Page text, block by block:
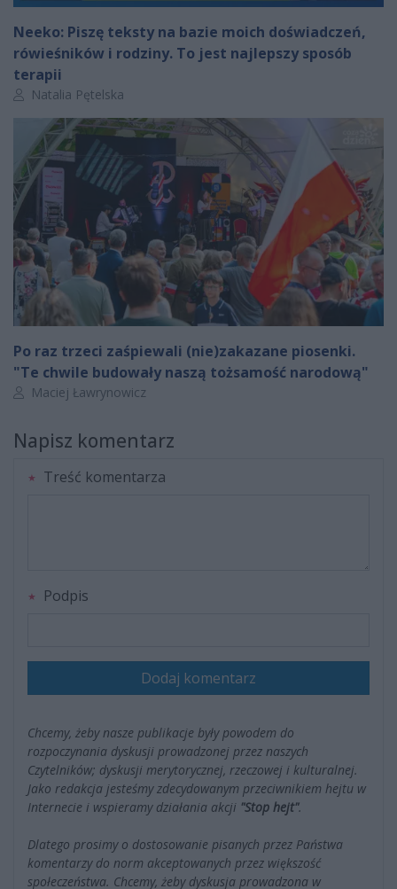
Neeko: Piszę teksty na bazie moich doświadczeń,
rówieśników i rodziny. To jest najlepszy sposób
terapii
Autor artykułu:
Natalia Pętelska
Po raz trzeci zaśpiewali (nie)zakazane piosenki.
"Te chwile budowały naszą tożsamość narodową"
Autor artykułu:
Maciej Ławrynowicz
Napisz komentarz
Treść komentarza
Podpis
Dodaj komentarz
Chcemy, żeby nasze publikacje były powodem do
rozpoczynania dyskusji prowadzonej przez naszych
Czytelników; dyskusji merytorycznej, rzeczowej i kulturalnej.
Jako redakcja jesteśmy zdecydowanym przeciwnikiem hejtu w
Internecie i wspieramy działania akcji "Stop hejt".
Dlatego prosimy o dostosowanie pisanych przez Państwa
komentarzy do norm akceptowanych przez większość
społeczeństwa. Chcemy, żeby dyskusja prowadzona w